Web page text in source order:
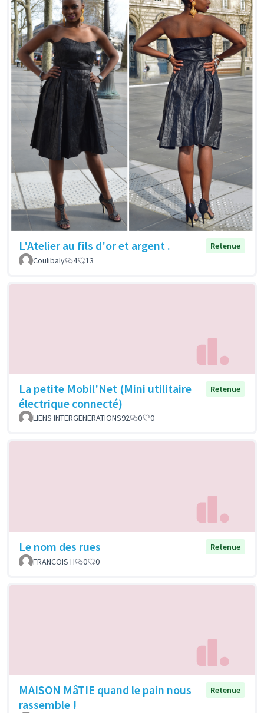
L'Atelier au fils d'or et argent .
Retenue
Coulibaly
4 13
La petite Mobil'Net (Mini utilitaire
électrique connecté)
Retenue
LIENS INTERGENERATIONS92 0 0
Le nom des rues
Retenue
FRANCOIS H
0 0
MAISON MâTIE quand le pain nous
rassemble !
Retenue